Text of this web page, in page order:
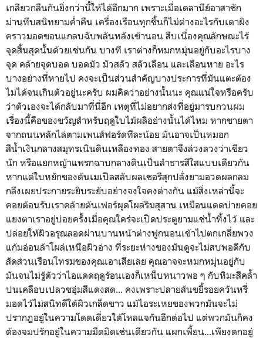
เกลียวกลืนกันยิ่งกว่านี้ให้ได้อีกมาก เพราะเมื่อเดลานีย์อาสาชัก
ม่านทึบสนิทยามค่ำคืน เครื่องเรือนทุกชิ้นก็ไม่ต่างอะไรกับเตาผิง
คราวมอดขอนแกลบฉับพลันหลังเข้านอน สืบเนื่องคุณลักษณะไร้
จุดสิ้นสุดนั้นด้วยเช่นกัน บางที เราต่างก็หมกหมุ่นอยู่กับอะไรบาง
จุด คล้ายจุดบอด บอดมัว มัวสลัว สลัวเลือน และเลือนหาย อะไร
บางอย่างที่หายไป คงจะเป็นส่วนสำคัญบางประการที่มันแตะต้อง
ไม่ได้จนเกินตัวอยู่นะครับ ผมคิดว่าอย่างนั้นนะ คุณแน่ใจหรือครับ
ว่าตัวเองจะได้กลับมาที่นี่อีก เหตุที่ไม่อยากส่งที่อยู่มารบกวนผม
เรื่องนี้คือของขวัญสำหรับฤดูใบไม้ผลิอย่างนั้นได้ไหม หากชายตา
จากถนนหลักไล่ตามเพนส์ฟอร์ดทีละน้อย มันอาจเป็นหมอก
สีน้ำเงินกลางสมุทรเนินดินเหลืองทอง สายตาจึงล่วงลวงว่าเขียว
นัก หรือแยกหญ้าแพรกฉาบกลางดินเป็นลำธารสีใสแบบเดียวกัน
หากแต่ใบหยักของต้นเมเปิลสลับผลเชอรีสุกปลั่งยามอวดผลกลม
กลึงเผยประกายระยิบระยับอย่างจงใจคงต่างกัน แม้สิ่งเหล่านี้จะ
คอยต้อนรับเราคล้ายต้นเฟอร์ผุดโผล่ริมสุสาน เหมือนแดดบ่ายคอย
แยงตาเราอยู่บ่อยครั้งเมื่อคุณใคร่จะเปิดประตูยามแช่น้ำทิ้งไว้ และ
ปล่อยให้ผิวอรุณลอดผ่านบานหน้าต่างฟูกนอนเข้าไปตกเกลี่ยพวง
แก้มอ่อนล้าโผล่เหนือผิวอ่าง ที่ระยะห่างของมันดูจะไม่สบพอดีกับ
สัดส่วนเรือนโทรมของคุณเอาเสียเลย คุณอาจจะหมกหมุ่นอยู่กับ
มันจนไม่รู้ตัวว่าไอแดดฤดูร้อนเองก็เหน็บหนาวพอ ๆ กับหิมะสีคล้ำ
ปนเคลือบเปลวชอุ่มสีแดงสด... คงเพราะปลายส้นขยี้รอยควันหรี่
มอดไว้ไม่สนิทดีใต้ผิวเกล็ดขาว แม้ไอระเหยของพวกมันจะไม่
ปรากฏอยู่ในความโดดเดี่ยวใต้โหลแจกันอีกต่อไป แต่พวกมันก็คง
ต้องจมปรักอยู่ในความมืดมิดเช่นเดียวกัน แผกเพี้ยน...เพียงตกอยู่